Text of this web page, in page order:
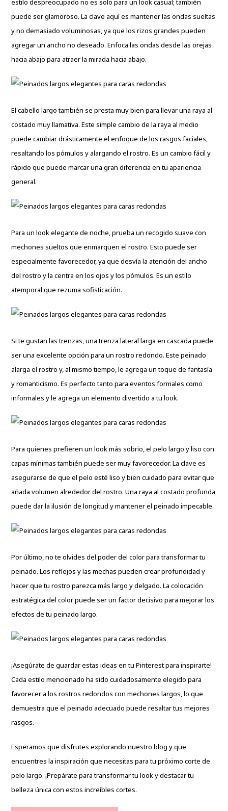
estilo despreocupado no es solo para un look casual; también
puede ser glamoroso. La clave aquí es mantener las ondas sueltas
y no demasiado voluminosas, ya que los rizos grandes pueden
agregar un ancho no deseado. Enfoca las ondas desde las orejas
hacia abajo para atraer la mirada hacia abajo.
El cabello largo también se presta muy bien para llevar una raya al
costado muy llamativa. Este simple cambio de la raya al medio
puede cambiar drásticamente el enfoque de los rasgos faciales,
resaltando los pómulos y alargando el rostro. Es un cambio fácil y
rápido que puede marcar una gran diferencia en tu apariencia
general.
Para un look elegante de noche, prueba un recogido suave con
mechones sueltos que enmarquen el rostro. Esto puede ser
especialmente favorecedor, ya que desvía la atención del ancho
del rostro y la centra en los ojos y los pómulos. Es un estilo
atemporal que rezuma sofisticación.
Si te gustan las trenzas, una trenza lateral larga en cascada puede
ser una excelente opción para un rostro redondo. Este peinado
alarga el rostro y, al mismo tiempo, le agrega un toque de fantasía
y romanticismo. Es perfecto tanto para eventos formales como
informales y le agrega un elemento divertido a tu look.
Para quienes prefieren un look más sobrio, el pelo largo y liso con
capas mínimas también puede ser muy favorecedor. La clave es
asegurarse de que el pelo esté liso y bien cuidado para evitar que
añada volumen alrededor del rostro. Una raya al costado profunda
puede dar la ilusión de longitud y mantener el peinado impecable.
Por último, no te olvides del poder del color para transformar tu
peinado. Los reflejos y las mechas pueden crear profundidad y
hacer que tu rostro parezca más largo y delgado. La colocación
estratégica del color puede ser un factor decisivo para mejorar los
efectos de tu peinado largo.
¡Asegúrate de guardar estas ideas en tu Pinterest para inspirarte!
Cada estilo mencionado ha sido cuidadosamente elegido para
favorecer a los rostros redondos con mechones largos, lo que
demuestra que el peinado adecuado puede resaltar tus mejores
rasgos.
Esperamos que disfrutes explorando nuestro blog y que
encuentres la inspiración que necesitas para tu próximo corte de
pelo largo. ¡Prepárate para transformar tu look y destacar tu
belleza única con estos increíbles cortes.